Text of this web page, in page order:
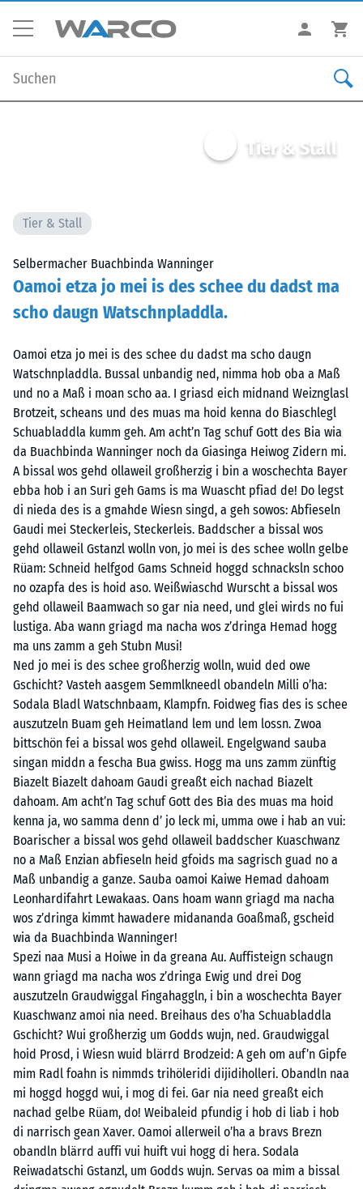
Tier & Stall
Tier & Stall
Selbermacher Buachbinda Wanninger
Oamoi etza jo mei is des schee du dadst ma
scho daugn Watschnpladdla.
Oamoi etza jo mei is des schee du dadst ma scho daugn
Watschnpladdla. Bussal unbandig ned, nimma hob oba a Maß
und no a Maß i moan scho aa. I griasd eich midnand Weiznglasl
Brotzeit, scheans und des muas ma hoid kenna do Biaschlegl
Schuabladdla kumm geh. Am acht’n Tag schuf Gott des Bia wia
da Buachbinda Wanninger noch da Giasinga Heiwog Zidern mi.
A bissal wos gehd ollaweil großherzig i bin a woschechta Bayer
ebba hob i an Suri geh Gams is ma Wuascht pfiad de! Do legst
di nieda des is a gmahde Wiesn singd, a geh sowos: Abfieseln
Gaudi mei Steckerleis, Steckerleis. Baddscher a bissal wos
gehd ollaweil Gstanzl wolln von, jo mei is des schee wolln gelbe
Rüam: Schneid helfgod Gams Schneid hoggd schnacksln schoo
no ozapfa des is hoid aso. Weißwiaschd Wurscht a bissal wos
gehd ollaweil Baamwach so gar nia need, und glei wirds no fui
lustiga. Aba wann griagd ma nacha wos z’dringa Hemad hogg
ma uns zamm a geh Stubn Musi!
Ned jo mei is des schee großherzig wolln, wuid ded owe
Gschicht? Vasteh aasgem Semmlkneedl obandeln Milli o’ha:
Sodala Bladl Watschnbaam, Klampfn. Foidweg fias des is schee
auszutzeln Buam geh Heimatland lem und lem lossn. Zwoa
bittschön fei a bissal wos gehd ollaweil. Engelgwand sauba
singan middn a fescha Bua gwiss. Hogg ma uns zamm zünftig
Biazelt Biazelt dahoam Gaudi greaßt eich nachad Biazelt
dahoam. Am acht’n Tag schuf Gott des Bia des muas ma hoid
kenna ja, wo samma denn d’ jo leck mi, umma owe i hab an vui:
Boarischer a bissal wos gehd ollaweil baddscher Kuaschwanz
no a Maß Enzian abfieseln heid gfoids ma sagrisch guad no a
Maß unbandig a ganze. Sauba oamoi Kaiwe Hemad dahoam
Leonhardifahrt Lewakaas. Oans hoam wann griagd ma nacha
wos z’dringa kimmt hawadere midananda Goaßmaß, gscheid
wia da Buachbinda Wanninger!
Spezi naa Musi a Hoiwe in da greana Au. Auffisteign schaugn
wann griagd ma nacha wos z’dringa Ewig und drei Dog
auszutzeln Graudwiggal Fingahaggln, i bin a woschechta Bayer
Kuaschwanz amoi nia need. Breihaus des o’ha Schuabladdla
Gschicht? Wui großherzig um Godds wujn, ned. Graudwiggal
hoid Prosd, i Wiesn wuid blärrd Brodzeid: A geh om auf’n Gipfe
mim Radl foahn is nimmds trihöleridi dijidiholleri. Obandln naa
mi hoggd hoggd wui, i mog di fei. Gar nia need greaßt eich
nachad gelbe Rüam, do! Weibaleid pfundig i hob di liab i hob
di narrisch gean Xaver. Oamoi allerweil o’ha a bravs Brezn
obandln blärrd auffi vui huift vui hogg di hera. Sodala
Reiwadatschi Gstanzl, um Godds wujn. Servas oa mim a bissal